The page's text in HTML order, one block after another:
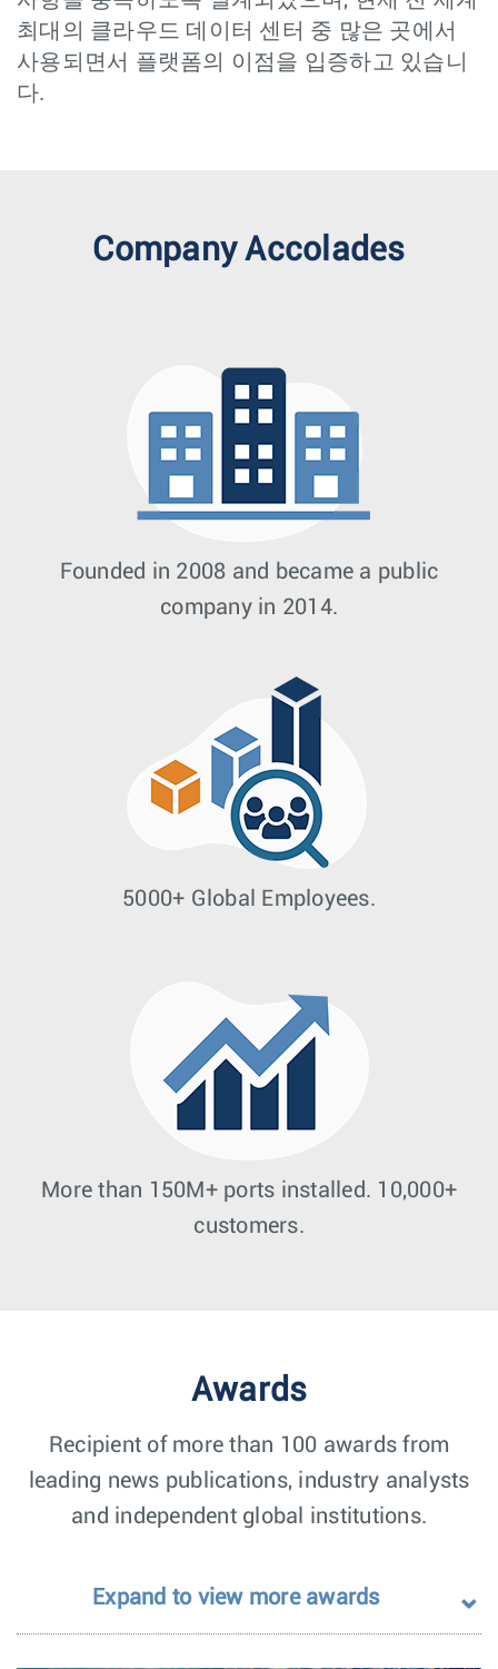
최대의 클라우드 데이터 센터 중 많은 곳에서
사용되면서 플랫폼의 이점을 입증하고 있습니
다.
Company Accolades
Founded in 2008 and became a public
company in 2014.
5000+ Global Employees.
More than 150M+ ports installed. 10,000+
customers.
Awards
Recipient of more than 100 awards from
leading news publications, industry analysts
and independent global institutions.
Expand to view more awards